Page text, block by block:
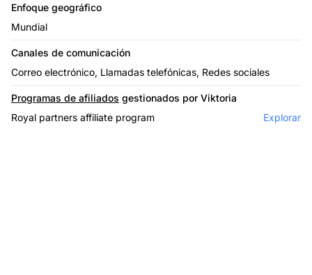
Enfoque geográfico
Mundial
Canales de comunicación
Correo electrónico, Llamadas telefónicas, Redes sociales
Programas de afiliados gestionados por Viktoria
Royal partners affiliate program
Explorar